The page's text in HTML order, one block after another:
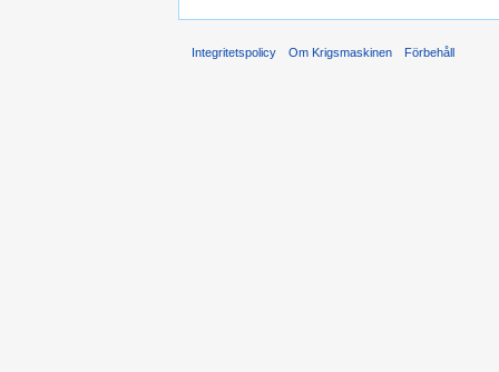
Integritetspolicy Om Krigsmaskinen Förbehåll